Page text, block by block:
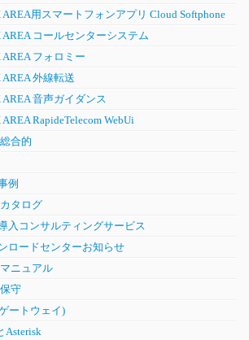
AREA用スマートフォンアプリ Cloud Softphone
AREA コールセンターシステム
フォロミー
外線転送
音声ガイダンス
RapideTelecom WebUi
合的
例
タログ
入コンサルティングサービス
ロードセンターお知らせ
ニュアル
守
ートウェイ)
Asterisk